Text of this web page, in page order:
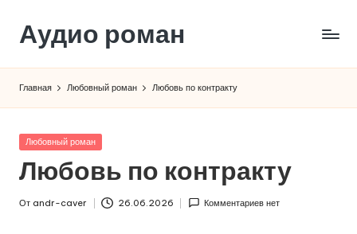
Перейти
содержимому
Аудио роман
Главная Любовный роман Любовь по контракту
Опубликовано
Любовный роман
Любовь по контракту
От andr-caver 26.06.2026 Комментариев нет